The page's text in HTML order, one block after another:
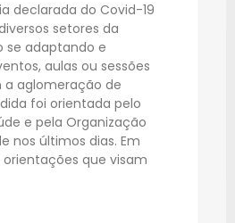
declarada do Covid-19
setores da
se adaptando e
aulas ou sessões
aglomeração de
foi orientada pelo
e pela Organização
nos últimos dias. Em
que visam